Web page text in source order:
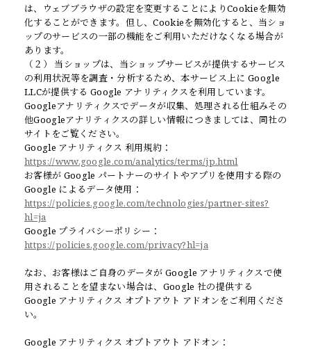
は、ウェブブラウザの設定を変更することによりCookieを無効
化することができます。但し、Cookieを無効化すると、当ショ
ップのサービスの一部の機能をご利用いただけなくなる場合が
あります。
（２） 当ショップは、当ショップサービスが提供するサービス
の利用状況等を調査・分析するため、本サービス上に Google
LLCが提供する Google アナリティクスを利用しています。
Googleアナリティクスでデータが収集、処理される仕組みその
他Googleアナリティクスの詳しい情報につきましては、同社の
サイトをご覧ください。
Google アナリティクス 利用規約：
https://www.google.com/analytics/terms/jp.html
お客様が Google パートナーのサイトやアプリを使用する際の
Google によるデータ使用：
https://policies.google.com/technologies/partner-sites?
hl=ja
Google プライバシーポリシー：
https://policies.google.com/privacy?hl=ja
なお、お客様はご自身のデータが Google アナリティクスで使
用されることを望まない場合は、Google 社の提供する
Google アナリティクス オプトアウト アドオンをご利用くださ
い。
Google アナリティクス オプトアウト アドオン：